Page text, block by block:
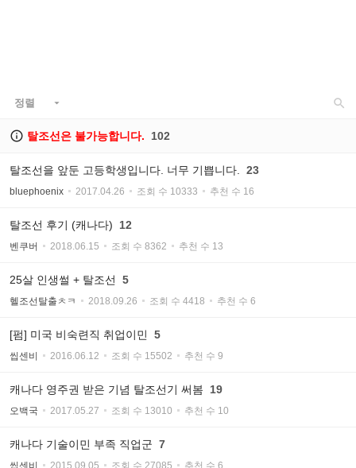
정렬  
 탈조선은 불가능합니다. 102
탈조선을 앞둔 고등학생입니다. 너무 기쁩니다. 23
bluephoenix 2017.04.26 조회 수 10333 추천 수 16
탈조선 후기 (캐나다) 12
벤쿠버 2018.06.15 조회 수 8362 추천 수 13
25살 인생썰 + 탈조선 5
헬조선탈출ㅊㅋ 2018.09.26 조회 수 4418 추천 수 6
[펌] 미국 비숙련직 취업이민 5
씹센비 2016.06.12 조회 수 15502 추천 수 9
캐나다 영주권 받은 기념 탈조선기 써봄 19
오백국 2017.05.27 조회 수 13010 추천 수 10
캐나다 기술이민 부족 직업군 7
씹센비 2015.09.05 조회 수 27085 추천 수 6